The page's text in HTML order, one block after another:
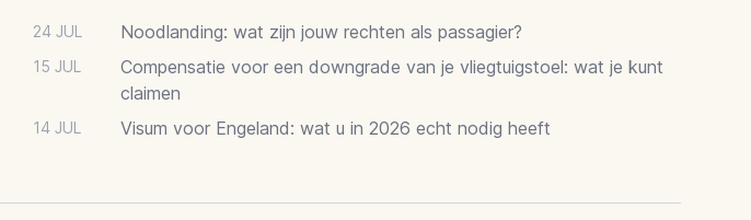
24 JUL Noodlanding: wat zijn jouw rechten als passagier?
15 JUL
Compensatie voor een downgrade van je vliegtuigstoel: wat je kunt
claimen
14 JUL Visum voor Engeland: wat u in 2026 echt nodig heeft